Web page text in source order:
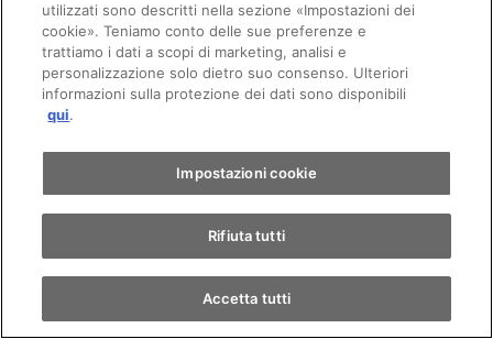
utilizzati sono descritti nella sezione «Impostazioni dei
cookie». Teniamo conto delle sue preferenze e
trattiamo i dati a scopi di marketing, analisi e
personalizzazione solo dietro suo consenso. Ulteriori
informazioni sulla protezione dei dati sono disponibili
qui.
Impostazioni cookie
Rifiuta tutti
Accetta tutti